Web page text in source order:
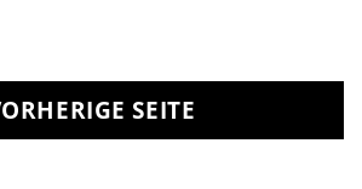
SEITE